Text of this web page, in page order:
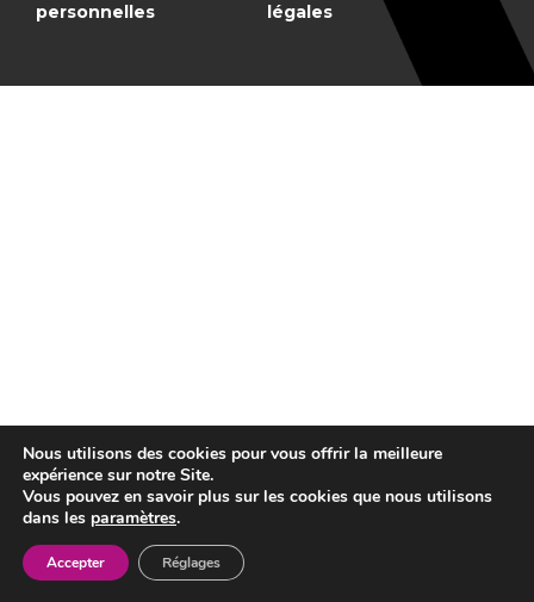
personnelles
légales
Nous utilisons des cookies pour vous offrir la meilleure
expérience sur notre Site.
Vous pouvez en savoir plus sur les cookies que nous utilisons
dans les paramètres.
Accepter Réglages